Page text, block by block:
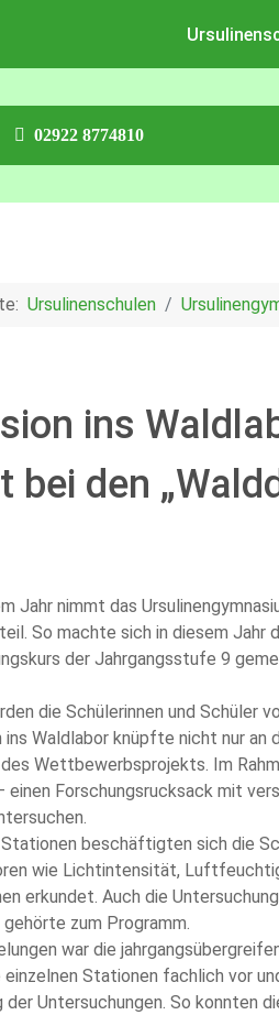
02922 8774810
Ursulinenschulen
ins
bei den
Jahr nimmt das
So machte sich in diesem
der Jahrgangsstufe 9
die Schülerinnen und Schüler
ins Waldlabor knüpfte nicht nur
Wettbewerbsprojekts. Im
einen Forschungsrucksack mit
beschäftigten sich die
wie Lichtintensität,
erkundet. Auch die
zum Programm.
war die
Stationen fachlich vor
der Untersuchungen. So konnten